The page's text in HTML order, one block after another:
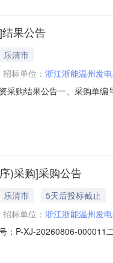
果公告
乐清市
招标单位： 浙江浙能温州发
采购结果公告一、采购单
量单位税率交付时间交货
)采购]采购公告
乐清市
5天后投标截止
招标单位： 浙江浙能温州发
：P-XJ-20260806-
单位行项目备注1PLC(带